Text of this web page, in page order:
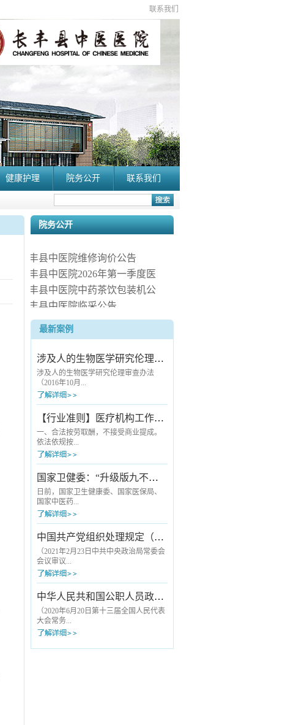
联系我们
健康护理 院务公开 联系我们
院务公开
长丰县中医院维修询价公告
长丰县中医院2026年第一季度医
疗服务信息社会公开
长丰县中医院中药茶饮包装机公
开询价公告
长丰县中医院临采公告
长丰县中医院询价公告
长丰县中医院病房电热水器安装
服务项目（二次） 中标候选人公
最新案例
涉及人的生物医学研究伦理审查办法
涉及人的生物医学研究伦理审查办法
（2016年10月...
12日国家卫生和计划生育委员会令第11
号公布 自2016年12月1日起施行） 第一
章 总则 第一条 为保护人的生命和健
康，维护人的尊严，尊重和保护受试者
的合法权益，规范涉及人的生物医学研
条 本办法适用于各级各类医疗卫生机
构开展涉及人的生物医学研究伦理审查
工作。第三条 本办法所称涉及人的...
【行业准则】医疗机构工作人员廉洁从业九项准则
一、合法按劳取酬，不接受商业提成。
依法依规按...
劳取酬。严禁利用执业之便开单提成；
严禁以商业目的进行统方；除就诊医院
所在医联体的其他医疗机构，以及被纳
入医保“双通道”管理的定点零售药店外，
严禁安排患者到其他指定地点购买医药
务并从中谋取私利；严禁接受互联网企
业与开处方配药有关的费用。二、严守
诚信原则，不参与欺诈骗保。依法依规
合理使用医疗保障基金，遵守医保协议
管理，向医保...
国家卫健委：“升级版九不准”发布《医疗机构工作人员廉洁从业九项准则》
日前，国家卫生健康委、国家医保局、
国家中医药...
局联合发布《关于印发医疗机构工作人
员廉洁从业九项准则的通知》，对为广
大医务人员划清了基本行为底线。《九
项准则》公布实施后，原国家卫生计生
委与国家中医药管理局2013年12月联合
设“九不准”的通知》（以下简称“九不
准”）同时废止。《九项准则》是在“九不
准”从严治理内核基础上，从内容到形式
的升级完善，具体表现为：一、涵盖
“九...
中国共产党组织处理规定（试行）
（2021年2月23日中共中央政治局常委会
会议审议...
批准，2021年3月19日中共中央办公厅发
布）第一条 为了落实全面从严治党要
求，规范组织处理工作，根据《中国共
产党章程》和有关党内法规，制定本规
定。第二条 组织处理工作坚持以习近
导，贯彻新时代党的建设总要求和新时
中华人民共和国公职人员政务处分法
（2020年6月20日第十三届全国人民代表
大会常务...
委员会第十九次会议通过） 第一